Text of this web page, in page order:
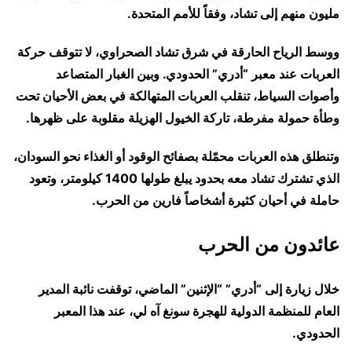
مليون منهم إلى تشاد، وفقاً للأمم المتحدة.
ووسط الرياح الحارقة في شرق تشاد الصحراوي، لا تتوقف حركة
العربات عند معبر “أدري” الحدودي. وبين الغبار المتصاعد
وأصوات السياط، تنقلب العربات المتهالكة في بعض الأحيان تحت
وطأة حمولة مفرطة، تاركة الخيول الهزيلة مقلوبة على ظهرها.
وتنطلق هذه العربات محمّلة بصفائح الوقود أو الغذاء نحو السودان،
الذي تشترك تشاد معه بحدود يبلغ طولها 1400 كيلومتر، وتعود
حاملة في أحيان كثيرة أشخاصاً فارين من الحرب.
عائدون من الحرب
خلال زيارة إلى “أدري” “الإثنين” الماضي، توقفت نائبة المدير
العام للمنظمة الدولية للهجرة سونغ آه لي، عند هذا المعبر
الحدودي.